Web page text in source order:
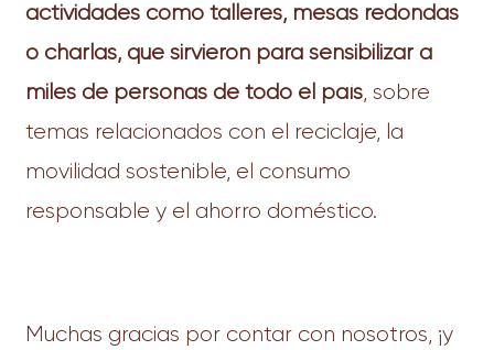
actividades como talleres, mesas redondas
o charlas, que sirvieron para sensibilizar a
miles de personas de todo el país , sobre
temas relacionados con el reciclaje, la
movilidad sostenible, el consumo
responsable y el ahorro doméstico.
Muchas gracias por contar con nosotros, ¡y